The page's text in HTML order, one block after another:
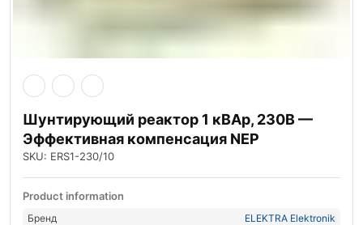
Шунтирующий реактор 1 кВАр, 230В —
Эффективная компенсация NEP
SKU: ERS1-230/10
Product information
Бренд ELEKTRA Elektronik